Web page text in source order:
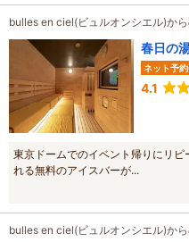
bulles en ciel(ビュルオンシエル)か
春日の
ネット予
4.1
東京ドームでのイベント帰りにリ
れる無料のアイスバーが...
bulles en ciel(ビュルオンシエル)か